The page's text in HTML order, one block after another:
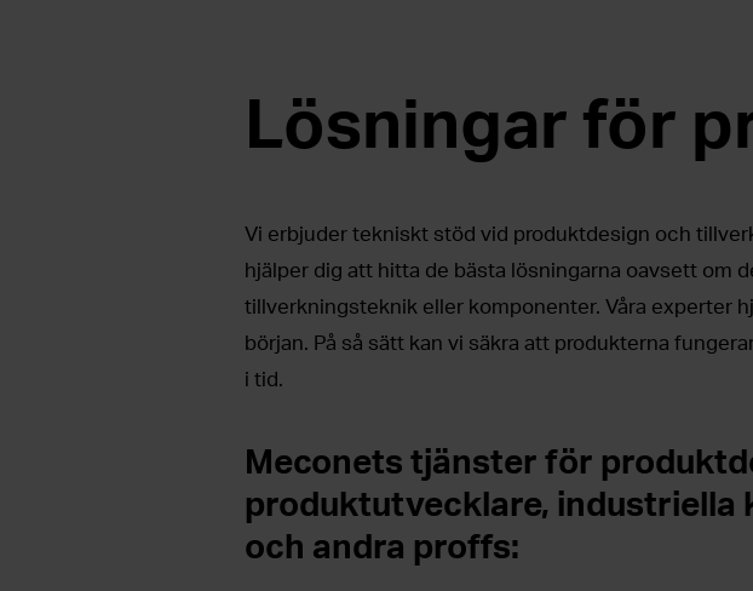
Lösningar för
Vi erbjuder tekniskt stöd vid produktdesign och
hjälper dig att hitta de bästa lösningarna oavsett om
tillverkningsteknik eller komponenter. Våra experter
början. På så sätt kan vi säkra att produkterna
i tid.
Meconets tjänster för
produktutvecklare, industriella
och andra proffs: